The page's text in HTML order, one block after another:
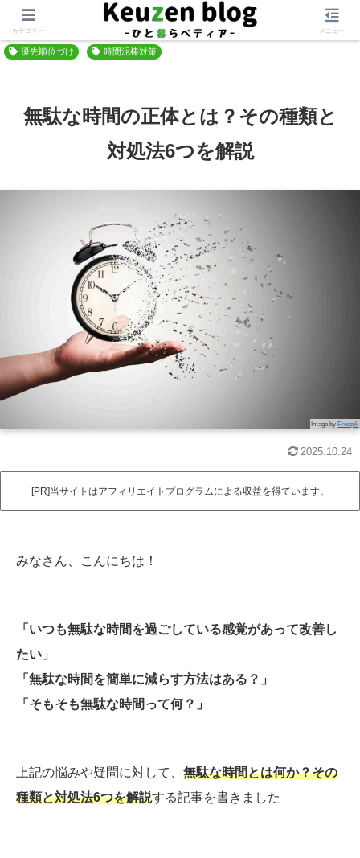
ホーム 時間を味方にする 時短・効率化
優先順位づけ 時間泥棒対策
無駄な時間の正体とは？その種類と
対処法6つを解説
Image by Freepik
2025.10.24
[PR]当サイトはアフィリエイトプログラムによる収益を得ています。
みなさん、こんにちは！
「いつも無駄な時間を過ごしている感覚があって改善し
たい」
「無駄な時間を簡単に減らす方法はある？」
「そもそも無駄な時間って何？」
上記の悩みや疑問に対して、 無駄な時間とは何か？その
種類と対処法6つを解説する記事を書きました
カテゴリー メニュー